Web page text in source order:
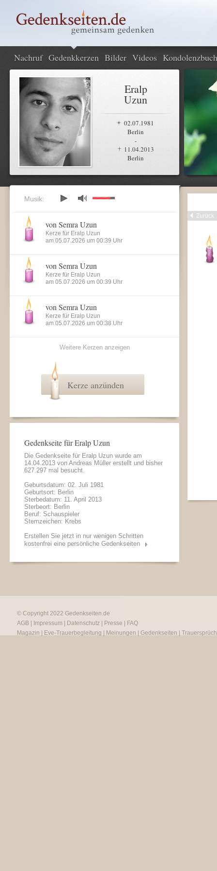
Nachruf Gedenkkerzen Bilder Videos Kondolenzbuch
Eralp
Uzun
02.07.1981
Berlin
-
11.04.2013
Berlin
Zurück
Musik:
von Semra Uzun
Kerze für Eralp Uzun
am 05.07.2026 um 00:39 Uhr
von Semra Uzun
Kerze für Eralp Uzun
am 05.07.2026 um 00:39 Uhr
von Semra Uzun
Kerze für Eralp Uzun
am 05.07.2026 um 00:38 Uhr
Weitere Kerzen anzeigen
Kerze anzünden
Gedenkseite für Eralp Uzun
Die Gedenkseite für Eralp Uzun wurde am
14.04.2013 von Andreas Müller erstellt und bisher
627.297 mal besucht.
Geburtsdatum: 02. Juli 1981
Geburtsort: Berlin
Sterbedatum: 11. April 2013
Sterbeort: Berlin
Beruf: Schauspieler
Sternzeichen: Krebs
Erstellen Sie jetzt in nur wenigen Schritten
kostenfrei eine persönliche Gedenkseiten
© Copyright 2022 Gedenkseiten.de
AGB
Impressum Datenschutz Presse
FAQ
Magazin
Eve-Trauerbegleitung Meinungen Gedenkseiten